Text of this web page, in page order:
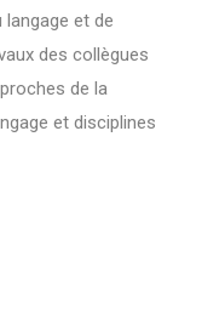
langage et de
des collègues
de la
et disciplines